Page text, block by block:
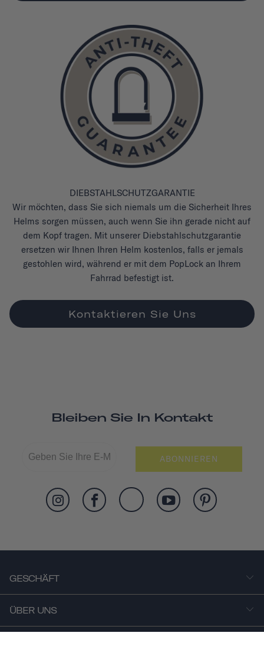
DIEBSTAHLSCHUTZGARANTIE
Wir möchten, dass Sie sich niemals um die Sicherheit Ihres
Helms sorgen müssen, auch wenn Sie ihn gerade nicht auf
dem Kopf tragen. Mit unserer Diebstahlschutzgarantie
ersetzen wir Ihnen Ihren Helm kostenlos, falls er jemals
gestohlen wird, während er mit dem PopLock an Ihrem
Fahrrad befestigt ist.
Kontaktieren Sie Uns
Bleiben Sie In Kontakt
ABONNIEREN
GESCHÄFT
ÜBER UNS